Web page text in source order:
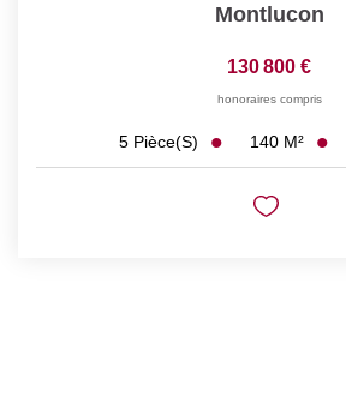
Montlucon
130 800 €
honoraires compris
5 Pièce(s) 140 M²